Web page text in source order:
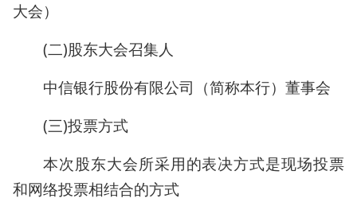
大会）
(二)股东大会召集人
中信银行股份有限公司（简称本行）董事会
(三)投票方式
本次股东大会所采用的表决方式是现场投票
和网络投票相结合的方式